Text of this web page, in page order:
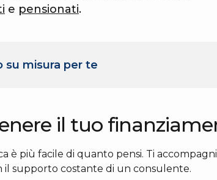
e pensionati.
su misura per te
il tuo
è più facile di quanto pensi. Ti
il supporto costante di un consulente.